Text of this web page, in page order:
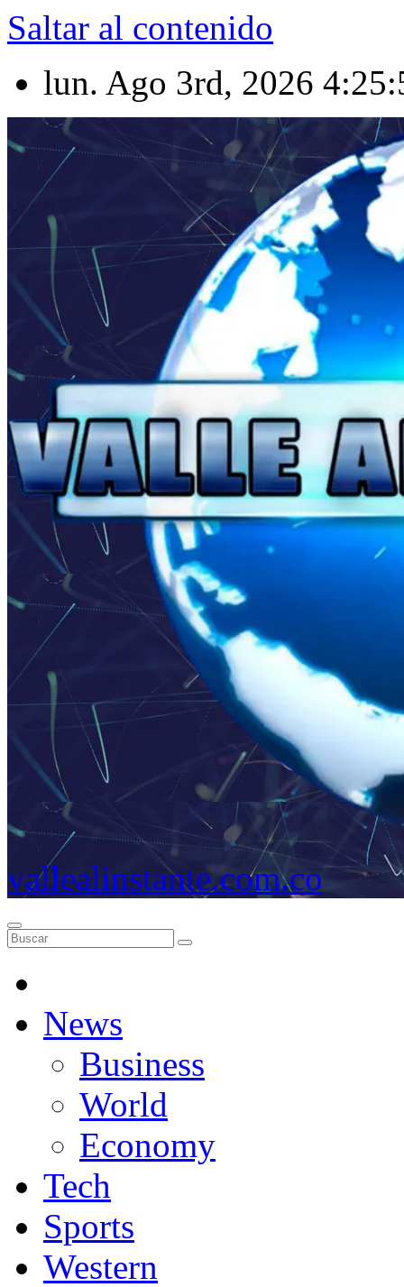
Saltar al contenido
lun. Ago 3rd, 2026
vallealinstante.com.co
News
Business
World
Economy
Tech
Sports
Western